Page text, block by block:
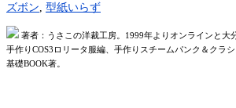
ズボン 型紙いらず
著者：うさこの洋裁工房。1999年よりオンラインと大
手作りCOS3ロリータ服編、手作りスチームパンク＆クラ
基礎BOOK著。